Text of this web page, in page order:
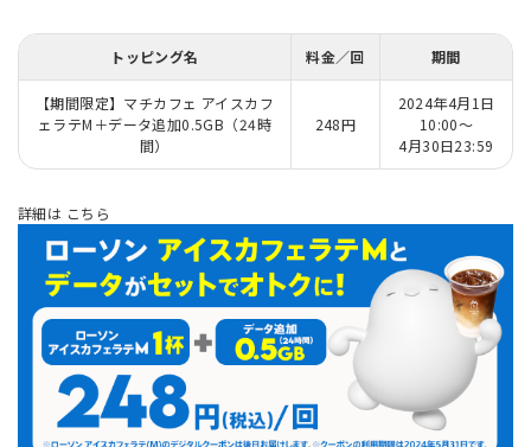
トッピング名 料金／回 期間
【期間限定】マチカフェ アイスカフ
ェラテM＋データ追加0.5GB（24時
間）
248円
2024年4月1日
10:00～
4月30日23:59
詳細は こちら